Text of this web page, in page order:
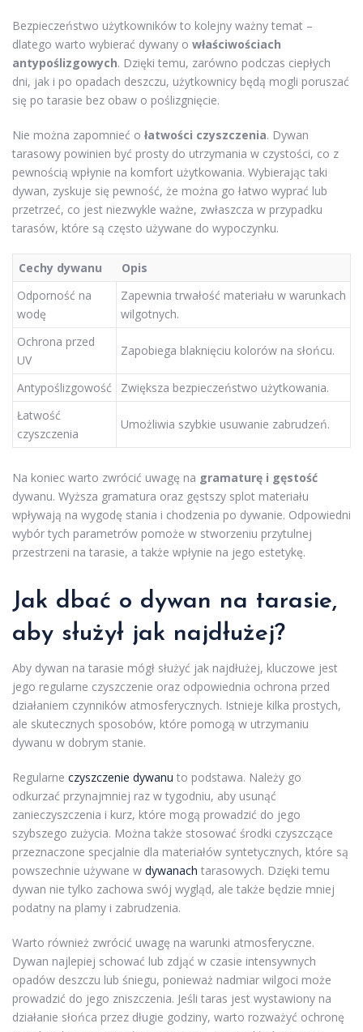
Bezpieczeństwo użytkowników to kolejny ważny temat –
dlatego warto wybierać dywany o właściwościach
antypoślizgowych. Dzięki temu, zarówno podczas ciepłych
dni, jak i po opadach deszczu, użytkownicy będą mogli poruszać
się po tarasie bez obaw o poślizgnięcie.
Nie można zapomnieć o łatwości czyszczenia. Dywan
tarasowy powinien być prosty do utrzymania w czystości, co z
pewnością wpłynie na komfort użytkowania. Wybierając taki
dywan, zyskuje się pewność, że można go łatwo wyprać lub
przetrzeć, co jest niezwykle ważne, zwłaszcza w przypadku
tarasów, które są często używane do wypoczynku.
Cechy dywanu
Opis
Odporność na
wodę
Zapewnia trwałość materiału w warunkach
wilgotnych.
Ochrona przed
UV
Zapobiega blaknięciu kolorów na słońcu.
Antypoślizgowość
Zwiększa bezpieczeństwo użytkowania.
Łatwość
czyszczenia
Umożliwia szybkie usuwanie zabrudzeń.
Na koniec warto zwrócić uwagę na gramaturę i gęstość
dywanu. Wyższa gramatura oraz gęstszy splot materiału
wpływają na wygodę stania i chodzenia po dywanie. Odpowiedni
wybór tych parametrów pomoże w stworzeniu przytulnej
przestrzeni na tarasie, a także wpłynie na jego estetykę.
Jak dbać o dywan na tarasie,
aby służył jak najdłużej?
Aby dywan na tarasie mógł służyć jak najdłużej, kluczowe jest
jego regularne czyszczenie oraz odpowiednia ochrona przed
działaniem czynników atmosferycznych. Istnieje kilka prostych,
ale skutecznych sposobów, które pomogą w utrzymaniu
dywanu w dobrym stanie.
Regularne czyszczenie dywanu to podstawa. Należy go
odkurzać przynajmniej raz w tygodniu, aby usunąć
zanieczyszczenia i kurz, które mogą prowadzić do jego
szybszego zużycia. Można także stosować środki czyszczące
przeznaczone specjalnie dla materiałów syntetycznych, które są
powszechnie używane w dywanach tarasowych. Dzięki temu
dywan nie tylko zachowa swój wygląd, ale także będzie mniej
podatny na plamy i zabrudzenia.
Warto również zwrócić uwagę na warunki atmosferyczne.
Dywan najlepiej schować lub zdjąć w czasie intensywnych
opadów deszczu lub śniegu, ponieważ nadmiar wilgoci może
prowadzić do jego zniszczenia. Jeśli taras jest wystawiony na
działanie słońca przez długie godziny, warto rozważyć ochronę